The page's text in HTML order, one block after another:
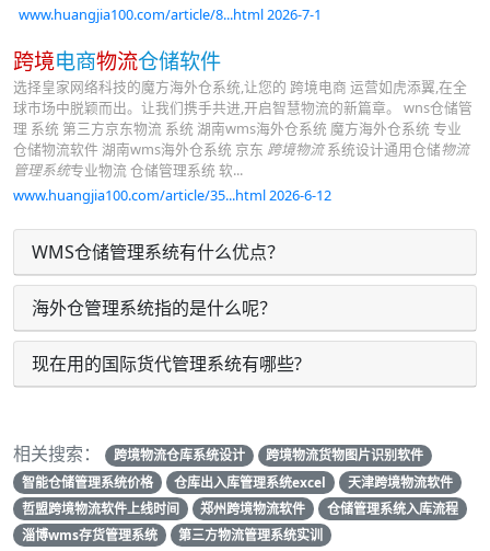
www.huangjia100.com/article/8...html 2026-7-1
跨境电商物流仓储软件
选择皇家网络科技的魔方海外仓系统,让您的 跨境电商 运营如虎添翼,在全
球市场中脱颖而出。让我们携手共进,开启智慧物流的新篇章。 wns仓储管
理 系统 第三方京东物流 系统 湖南wms海外仓系统 魔方海外仓系统 专业
仓储物流软件 湖南wms海外仓系统 京东 跨境物流系统设计通用仓储物流
管理系统专业物流 仓储管理系统 软...
www.huangjia100.com/article/35...html 2026-6-12
WMS仓储管理系统有什么优点？
海外仓管理系统指的是什么呢？
现在用的国际货代管理系统有哪些?
相关搜索： 跨境物流仓库系统设计
跨境物流货物图片识别软件
智能仓储管理系统价格
仓库出入库管理系统excel
天津跨境物流软件
哲盟跨境物流软件上线时间
郑州跨境物流软件
仓储管理系统入库流程
淄博wms存货管理系统
第三方物流管理系统实训